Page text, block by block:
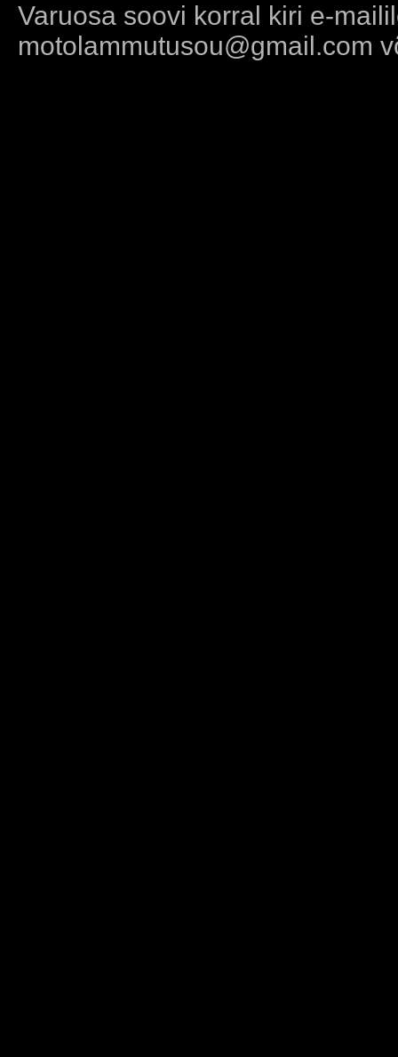
Varuosa soovi korral kiri e-
motolammutusou@gmail.com